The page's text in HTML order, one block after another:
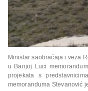
Ministar saobraćaja i veza
u Banjoj Luci
projekata s
memoranduma Stevanović